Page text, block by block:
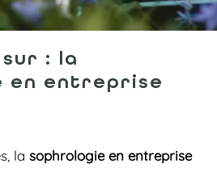
: la
en entreprise
lasophrologie en entreprise